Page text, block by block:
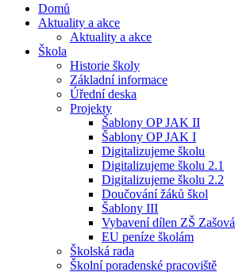
Domů
Aktuality a akce
Aktuality a akce
Škola
Historie školy
Základní informace
Úřední deska
Projekty
Šablony OP JAK II
Šablony OP JAK I
Digitalizujeme školu
Digitalizujeme školu 2.1
Digitalizujeme školu 2.2
Doučování žáků škol
Šablony III
Vybavení dílen ZŠ Zašová
EU peníze školám
Školská rada
Školní poradenské pracoviště